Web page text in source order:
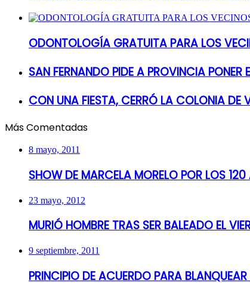
ODONTOLOGÍA GRATUITA PARA LOS
SAN FERNANDO PIDE A PROVINCIA
CON UNA FIESTA, CERRÓ LA COLONIA DE
Más Comentadas
8 mayo, 2011
SHOW DE MARCELA MORELO POR LOS
23 mayo, 2012
MURIÓ HOMBRE TRAS SER BALEADO EL
9 septiembre, 2011
PRINCIPIO DE ACUERDO PARA